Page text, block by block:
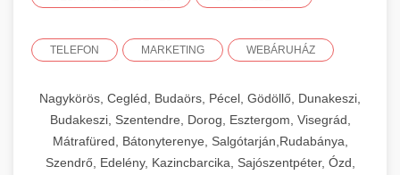
TELEFON MARKETING WEBÁRUHÁZ
Nagykörös, Cegléd, Budaörs, Pécel, Gödöllő, Dunakeszi,
Budakeszi, Szentendre, Dorog, Esztergom, Visegrád,
Mátrafüred, Bátonyterenye, Salgótarján,Rudabánya,
Szendrő, Edelény, Kazincbarcika, Sajószentpéter, Ózd,